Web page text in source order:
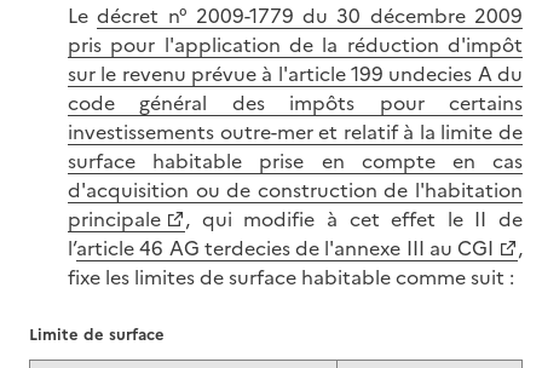
Ledécret n° 2009-1779 du 30 décembre 2009
pris pour l'application de la réduction d'impôt
sur le revenu prévue à l'article 199 undecies A du
code général des impôts pour certains
investissements outre-mer et relatif à la limite de
surface habitable prise en compte en cas
d'acquisition ou de construction de l'habitation
principale
, qui modifie à cet effet le II de
l’article 46 AG terdecies de l'annexe III au CGI
,
fixe les limites de surface habitable comme suit :
Limite de surface